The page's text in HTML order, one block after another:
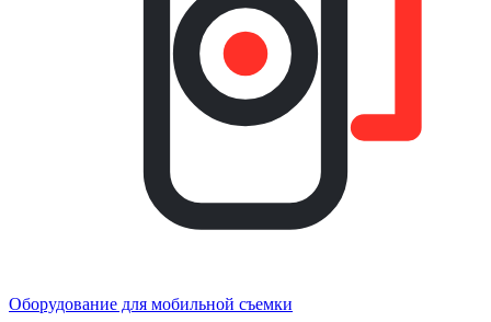
Оборудование для мобильной съемки